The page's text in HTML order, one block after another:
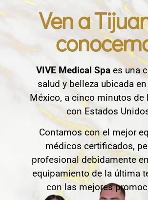
Ven a
VIVE Medical Spa es una
salud y belleza ubicada
México, a cinco minutos de
con Estados
Contamos con el mejor
médicos certificados,
profesional debidamente
equipamiento de la última
con las mejores